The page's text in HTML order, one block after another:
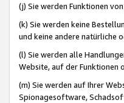
(j) Sie werden Funktionen
(k) Sie werden keine
und keine andere natürliche
(l) Sie werden alle
Website, auf der Funktionen
(m) Sie werden auf Ihrer
Spionagesoftware,